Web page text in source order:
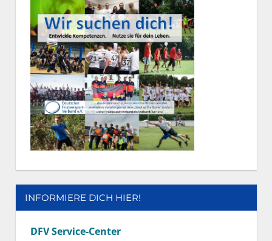
INFORMIERE DICH HIER!
DFV Service-Center